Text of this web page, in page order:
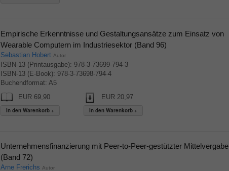
Empirische Erkenntnisse und Gestaltungsansätze zum Einsatz von
Wearable Computern im Industriesektor (Band 96)
Sebastian Hobert Autor
ISBN-13 (Printausgabe): 978-3-73699-794-3
ISBN-13 (E-Book): 978-3-73698-794-4
Buchendformat: A5
EUR 69,90
EUR 20,97
Unternehmensfinanzierung mit Peer-to-Peer-gestützter Mittelvergabe
(Band 72)
Arne Frerichs Autor